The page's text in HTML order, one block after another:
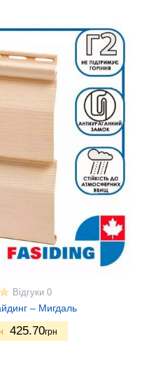
Відгуки 0
– Мигдаль
425.70грн